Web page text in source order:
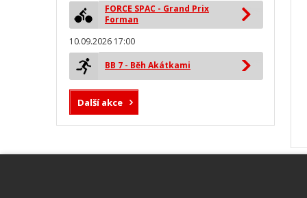
FORCE SPAC - Grand Prix
Forman
10.09.2026 17:00
BB 7 - Běh Akátkami
Další akce